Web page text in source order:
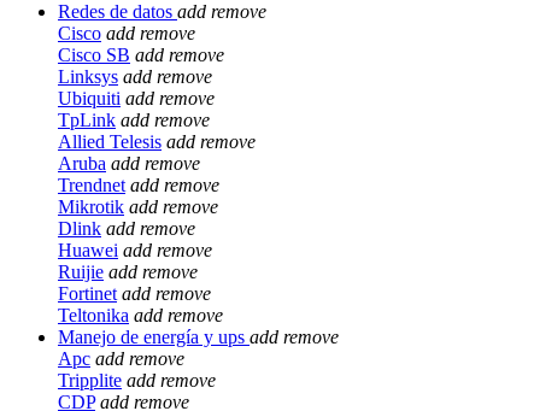
Redes de datos add remove
Cisco add remove
Cisco SB add remove
Linksys add remove
Ubiquiti add remove
TpLink add remove
Allied Telesis add remove
Aruba add remove
Trendnet add remove
Mikrotik add remove
Dlink add remove
Huawei add remove
Ruijie add remove
Fortinet add remove
Teltonika add remove
Manejo de energía y ups add remove
Apc add remove
Tripplite add remove
CDP add remove